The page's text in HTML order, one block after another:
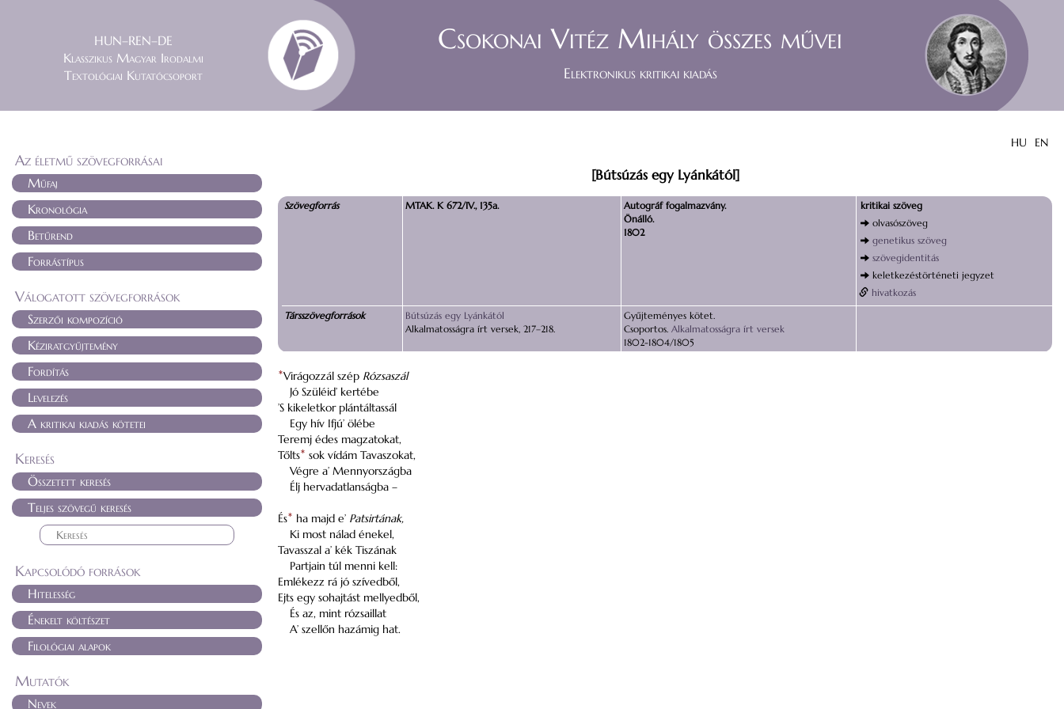
HUN–REN–DE
Klasszikus Magyar Irodalmi
Textológiai Kutatócsoport
Csokonai Vitéz Mihály összes művei
Elektronikus kritikai kiadás
HU EN
Az életmű szövegforrásai
Műfaj
Kronológia
Betűrend
Forrástípus
Válogatott szövegforrások
Szerzői kompozíció
Kéziratgyűjtemény
Fordítás
Levelezés
A kritikai kiadás kötetei
Keresés
Összetett keresés
Teljes szövegű keresés
Kapcsolódó források
Hitelesség
Énekelt költészet
Filológiai alapok
Mutatók
Nevek
[Bútsúzás egy Lyánkától]
Szövegforrás MTAK. K 672/IV., 135a.
Autográf fogalmazvány.
Önálló.
1802
kritikai szöveg
olvasószöveg
genetikus szöveg
szövegidentitás
keletkezéstörténeti jegyzet
hivatkozás
Társszövegforrások
Bútsúzás egy Lyánkától
Alkalmatosságra írt versek, 217–218.
Gyűjteményes kötet.
Csoportos. Alkalmatosságra írt versek
1802-1804/1805
*Virágozzál szép Rózsaszál
Jó Szüléid’ kertébe
’S kikeletkor plántáltassál
Egy hív Ifjú’ ölébe
Teremj édes magzatokat,
Tőlts* sok vídám Tavaszokat,
Végre a’ Mennyországba
Élj hervadatlanságba –
És* ha majd e’ Patsirtának,
Ki most nálad énekel,
Tavasszal a’ kék Tiszának
Partjain túl menni kell:
Emlékezz rá jó szívedből,
Ejts egy sohajtást mellyedből,
És az, mint rózsaillat
A’ szellőn hazámig hat.